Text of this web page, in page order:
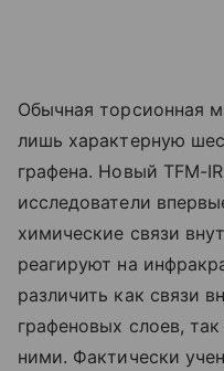
Обычная торсионная
лишь характерную
графена. Новый TFM-
исследователи
химические связи
реагируют на
различить как связи
графеновых слоев,
ними. Фактически